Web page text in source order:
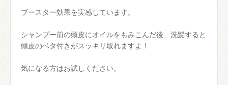
ブースター効果を実感しています。
シャンプー前の頭皮にオイルをもみこんだ後、洗髪すると
頭皮のベタ付きがスッキリ取れますよ！
気になる方はお試しください。